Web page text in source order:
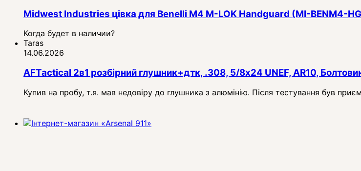
Midwest Industries цівка для Benelli M4 M-LOK Handguard (MI-BENM4-
Когда будет в наличии?
Taras
14.06.2026
AFTactical 2в1 розбірний глушник+дтк, .308, 5/8x24 UNEF, AR10,
Купив на пробу, т.я. мав недовіру до глушника з алюмінію. Після тестування був